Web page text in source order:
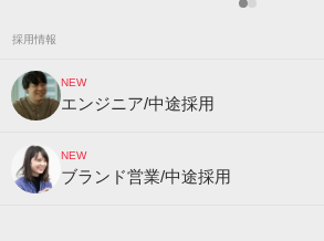
採用情報
NEW
エンジニア/中途採用
NEW
ブランド営業/中途採用